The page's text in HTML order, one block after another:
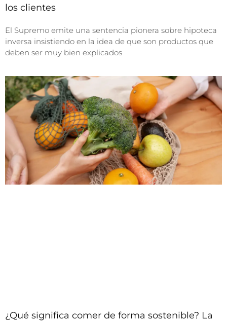
los clientes
El Supremo emite una sentencia pionera sobre hipoteca
inversa insistiendo en la idea de que son productos que
deben ser muy bien explicados
¿Qué significa comer de forma sostenible? La